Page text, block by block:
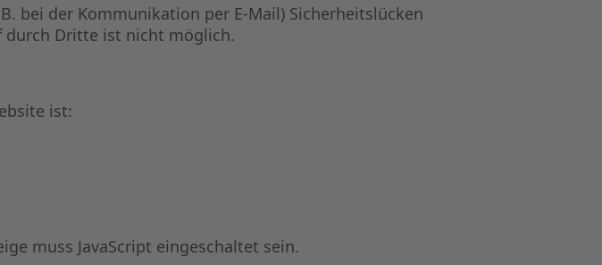
bei der Kommunikation per E-Mail) Sicherheitslücken
durch Dritte ist nicht möglich.
ist:
muss JavaScript eingeschaltet sein.